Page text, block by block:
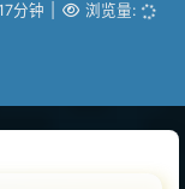
分钟 浏览量: